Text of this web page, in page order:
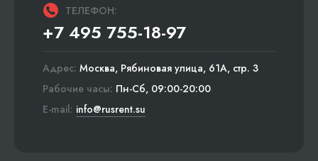
ТЕЛЕФОН:
+7 495 755-18-97
Адрес: Москва, Рябиновая улица, 61А, стр. 3
Рабочие часы: Пн-Сб, 09:00-20:00
E-mail: info@rusrent.su